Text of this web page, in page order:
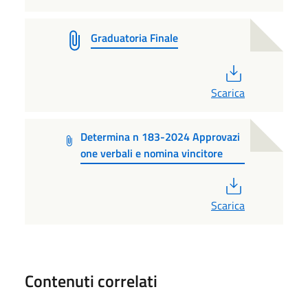
Graduatoria Finale
Scarica
Determina n 183-2024 Approvazi
one verbali e nomina vincitore
Scarica
Contenuti correlati